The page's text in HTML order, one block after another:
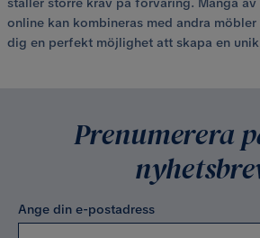
online kan kombineras med andra
dig en perfekt möjlighet att skapa en
Prenumerera
Ange din e-postadress